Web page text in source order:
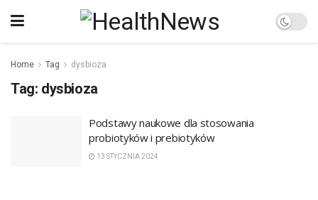
Home Tag dysbioza
Tag: dysbioza
Podstawy naukowe dla stosowania
probiotyków i prebiotyków
13 STYCZNIA 2024